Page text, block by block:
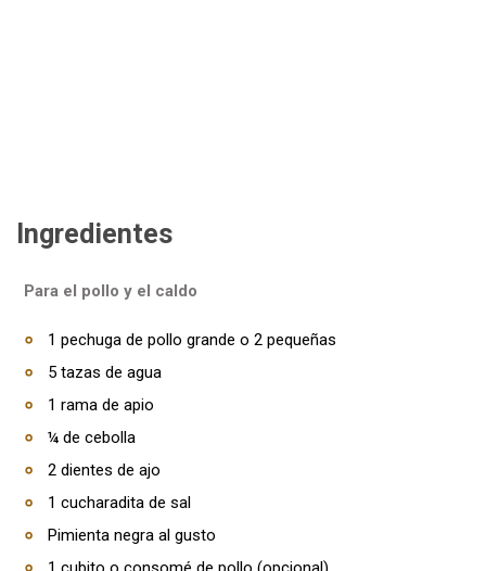
Ingredientes
Para el pollo y el caldo
1 pechuga de pollo grande o 2 pequeñas
5 tazas de agua
1 rama de apio
¼ de cebolla
2 dientes de ajo
1 cucharadita de sal
Pimienta negra al gusto